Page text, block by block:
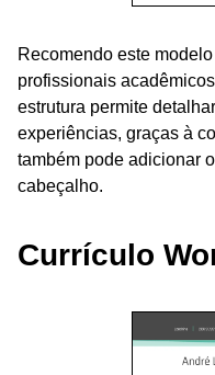
Recomendo este
profissionais
estrutura permite
experiências, graças à
também pode adicionar
cabeçalho.
Currículo